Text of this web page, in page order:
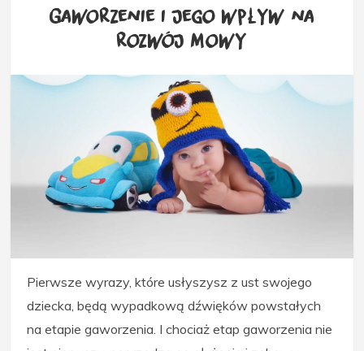
Gaworzenie i jego wpływ na
rozwój mowy
Pierwsze wyrazy, które usłyszysz z ust swojego
dziecka, będą wypadkową dźwięków powstałych
na etapie gaworzenia. I chociaż etap gaworzenia nie